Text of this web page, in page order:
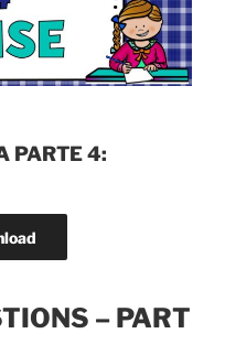
PARTE 4:
– PART